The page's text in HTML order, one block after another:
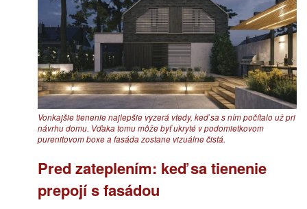
Vonkajšie tienenie najlepšie vyzerá vtedy, keď sa s ním počítalo už pri
návrhu domu. Vďaka tomu môže byť ukryté v podomietkovom
purenitovom boxe a fasáda zostane vizuálne čistá.
Pred zateplením: keď sa tienenie
prepojí s fasádou